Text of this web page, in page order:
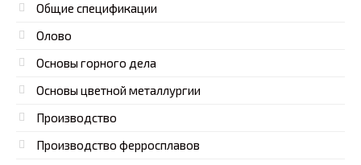
Общие спецификации
Олово
Основы горного дела
Основы цветной металлургии
Производство
Производство ферросплавов